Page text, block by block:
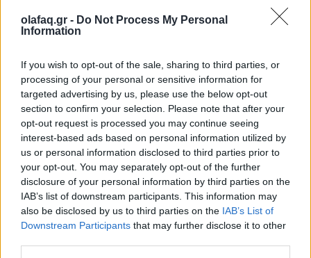
olafaq.gr - Do Not Process My Personal
Information
If you wish to opt-out of the sale, sharing to third parties, or
processing of your personal or sensitive information for
targeted advertising by us, please use the below opt-out
section to confirm your selection. Please note that after your
opt-out request is processed you may continue seeing
interest-based ads based on personal information utilized by
us or personal information disclosed to third parties prior to
your opt-out. You may separately opt-out of the further
disclosure of your personal information by third parties on the
IAB’s list of downstream participants. This information may
also be disclosed by us to third parties on the IAB’s List of
Downstream Participants that may further disclose it to other
5+1 συνήθειες που θα σε φέρουν πιο κοντά
στους στόχους σου
27.07.26
Από τη δημιουργία σταθερής ρουτίνας μέχρι τη μείωση των
περισπασμών, η αυτοπειθαρχία είναι το κλειδί για τη συνέπεια,
την προσωπική ανάπτυξη και την επίτευξη κάθε σημαντικού
στόχου.